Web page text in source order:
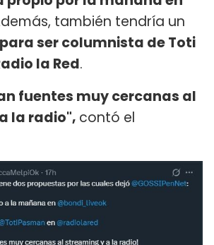
también tendría un
para ser columnista de Toti
la Red.
fuentes muy cercanas al
la radio", contó el